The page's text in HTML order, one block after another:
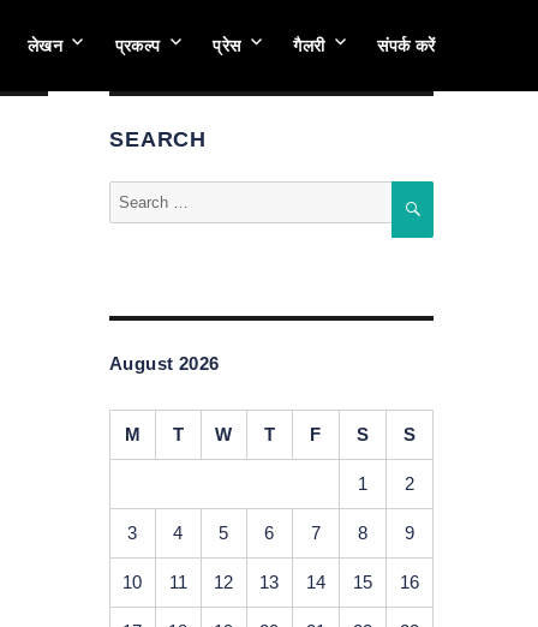
लेखन प्रकल्प प्रेस गैलरी संपर्क करें
SEARCH
Search
for:
August 2026
M T W T F S S
1 2
3 4 5 6 7 8 9
10 11 12 13 14 15 16